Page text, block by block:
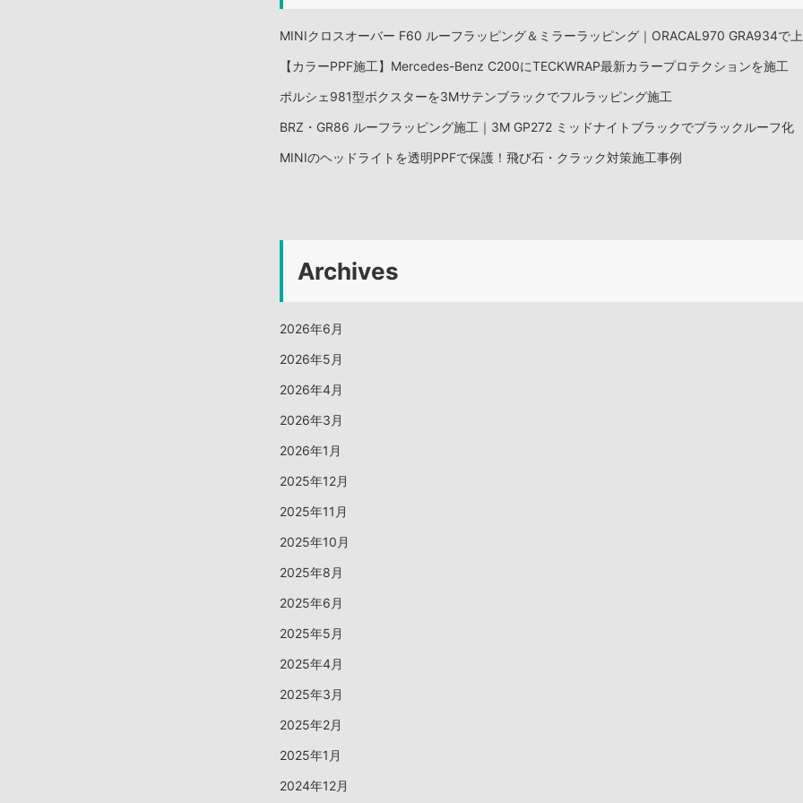
MINIクロスオーバー F60 ルーフラッピング＆ミラーラッピング｜ORACAL970 GRA934で
【カラーPPF施工】Mercedes-Benz C200にTECKWRAP最新カラープロテクションを施工
ポルシェ981型ボクスターを3Mサテンブラックでフルラッピング施工
BRZ・GR86 ルーフラッピング施工｜3M GP272 ミッドナイトブラックでブラックルーフ化
MINIのヘッドライトを透明PPFで保護！飛び石・クラック対策施工事例
Archives
2026年6月
2026年5月
2026年4月
2026年3月
2026年1月
2025年12月
2025年11月
2025年10月
2025年8月
2025年6月
2025年5月
2025年4月
2025年3月
2025年2月
2025年1月
2024年12月